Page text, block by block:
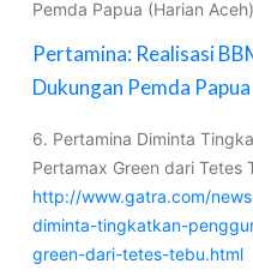
Pemda Papua (Harian Aceh)
Pertamina: Realisasi
Dukungan Pemda Papua
6. Pertamina Diminta
Pertamax Green dari Tetes
http://www.gatra.com/
diminta-tingkatkan-
green-dari-tetes-tebu.html